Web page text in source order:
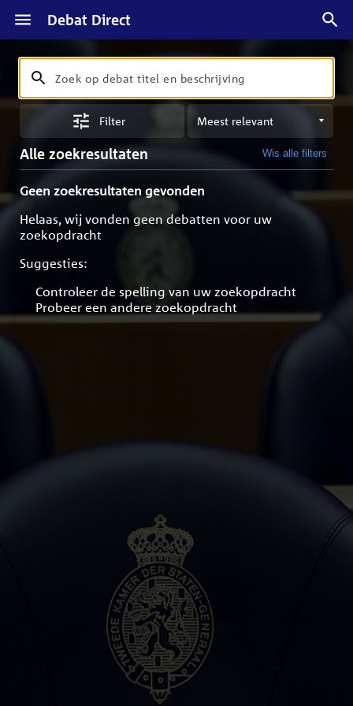
Debat Direct
Zoeken
Zoek
op
en
beschrijving
Filter
Sorteren
op
meest
Alle zoekresultaten Wis alle filters
Geen zoekresultaten gevonden
Helaas, wij vonden geen debatten voor uw
zoekopdracht
Suggesties:
Controleer de spelling van uw zoekopdracht
Probeer een andere zoekopdracht